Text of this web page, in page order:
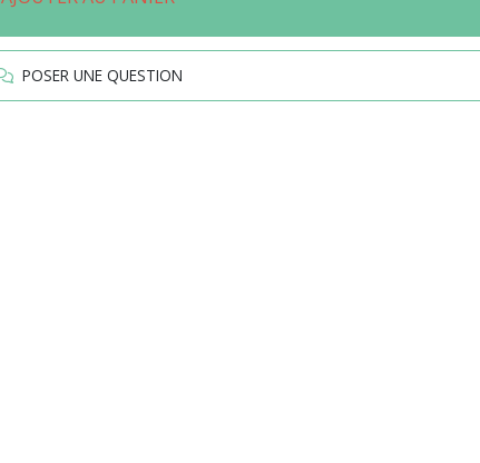
POSER UNE QUESTION